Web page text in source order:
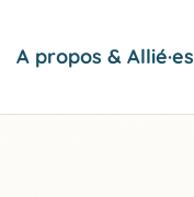
A propos & Allié·es